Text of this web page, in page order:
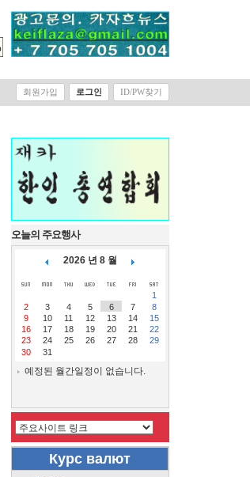
회원가입 로그인 ID/PW찾기
오늘의 주요행사
2026 년 8 월
1
2
3 4 5 6 7
8
9
10 11 12 13 14
15
16
17 18 19 20 21
22
23
24 25 26 27 28
29
30
31
예정된 월간일정이 없습니다.